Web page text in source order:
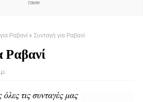
Ραβανί Συνταγή για Ραβανί
Ραβανί